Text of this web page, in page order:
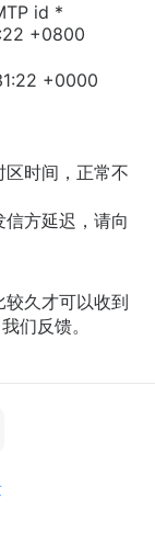
id *
+0800
+0000
时间，正常不
方延迟，请向
久才可以收到
们反馈。